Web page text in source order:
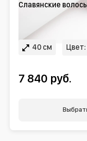
Славянские
40 см Цвет:
7 840 руб.